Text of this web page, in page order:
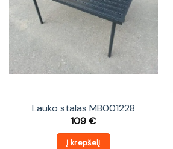
Lauko stalas MB001228
109€
Į krepšelį